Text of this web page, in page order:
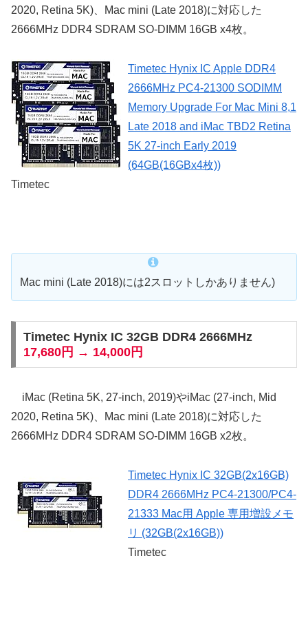
2020, Retina 5K)、Mac mini (Late 2018)に対応した
2666MHz DDR4 SDRAM SO-DIMM 16GB x4枚。
Timetec Hynix IC Apple DDR4
2666MHz PC4-21300 SODIMM
Memory Upgrade For Mac Mini 8,1
Late 2018 and iMac TBD2 Retina
5K 27-inch Early 2019
(64GB(16GBx4枚))
Timetec
Mac mini (Late 2018)には2スロットしかありません)
Timetec Hynix IC 32GB DDR4 2666MHz
17,680円 → 14,000円
iMac (Retina 5K, 27-inch, 2019)やiMac (27-inch, Mid
2020, Retina 5K)、Mac mini (Late 2018)に対応した
2666MHz DDR4 SDRAM SO-DIMM 16GB x2枚。
Timetec Hynix IC 32GB(2x16GB)
DDR4 2666MHz PC4-21300/PC4-
21333 Mac用 Apple 専用増設メモ
リ (32GB(2x16GB))
Timetec